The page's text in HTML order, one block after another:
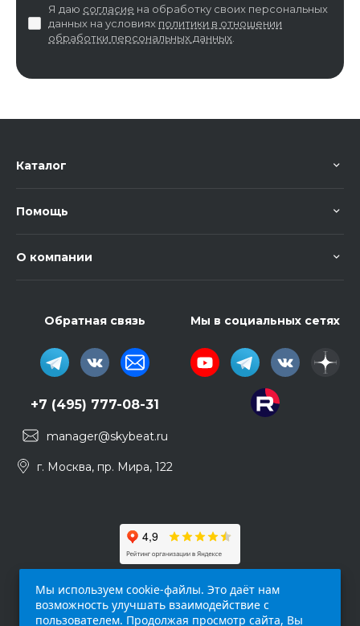
Я даю согласие на обработку своих персональных
данных на условиях политики в отношении
обработки персональных данных
Каталог
Помощь
О компании
Обратная связь
+7 (495) 777-08-31
manager@skybeat.ru
г. Москва, пр. Мира, 122
Мы в социальных сетях
Мы используем cookie-файлы. Это даёт нам
возможность улучшать взаимодействие с
пользователем. Продолжая просмотр сайта, Вы